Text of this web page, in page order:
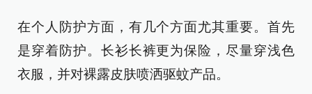
在个人防护方面，有几个方面尤其重要。首先
是穿着防护。长衫长裤更为保险，尽量穿浅色
衣服，并对裸露皮肤喷洒驱蚊产品。